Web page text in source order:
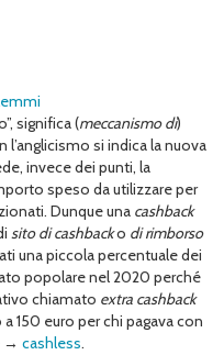
significa (meccanismo di)
l’anglicismo si indica la nuova
invece dei punti, la
speso da utilizzare per
Dunque una cashback
sito di cashbacko di rimborso
una piccola percentuale dei
popolare nel 2020 perché
chiamato extra cashback
150 euro per chi pagava con
→ cashless.